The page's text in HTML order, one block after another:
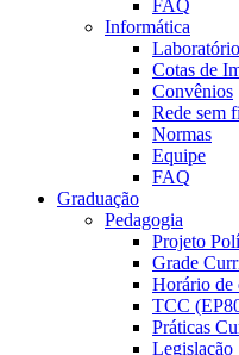
FAQ
Informática
Laboratório
Cotas de
Convênios
Rede sem
Normas
Equipe
FAQ
Graduação
Pedagogia
Projeto
Grade
Horário de
TCC
Práticas
Legislação